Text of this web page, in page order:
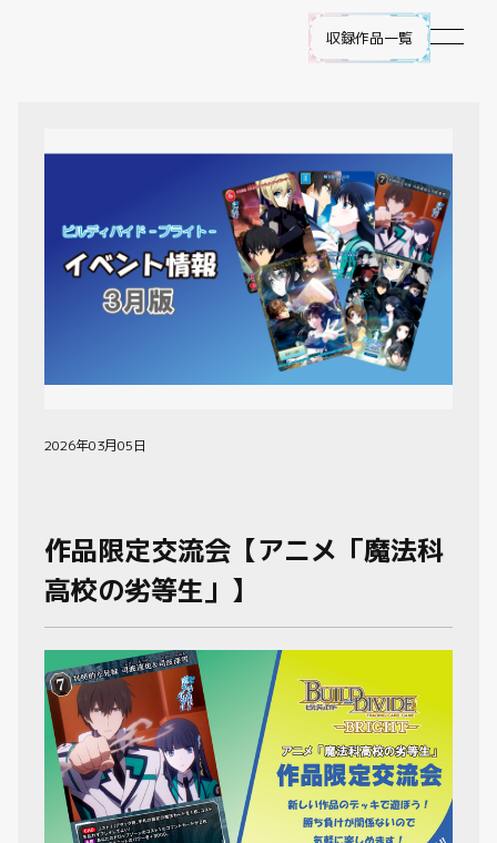
収録作品一覧
NEWS
遊び方
ビルディバイド -ブライト- とは
ゲームプレイ
制限・禁止カード
商品情報
カード検索・デッキ構築
デッキ検索
大会・イベント
2026年03月05日
作品限定交流会【アニメ「魔法科
高校の劣等生」】